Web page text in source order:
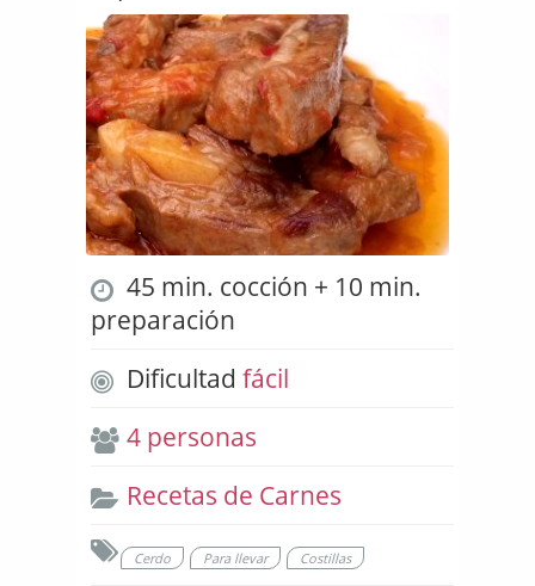
45 min. cocción + 10 min.
preparación
Dificultad fácil
4 personas
Recetas de Carnes
Cerdo Para llevar Costillas